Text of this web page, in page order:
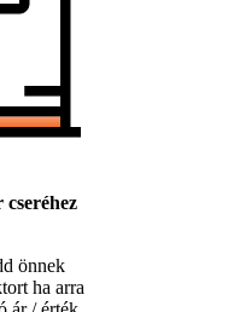
önnek
ha arra